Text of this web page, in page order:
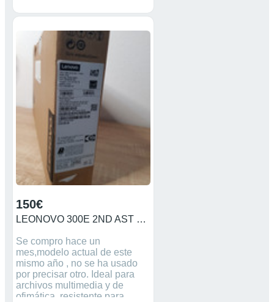
Memoria interna 448 Gb 3
puerto VGA, entrada para
tarjeta SD.
150€
LEONOVO 300E 2ND AST LEONOVO 300E 2ND AST
Se compro hace un
mes,modelo actual de este
mismo año , no se ha usado
por precisar otro. Ideal para
archivos multimedia y de
ofimática, resistente para